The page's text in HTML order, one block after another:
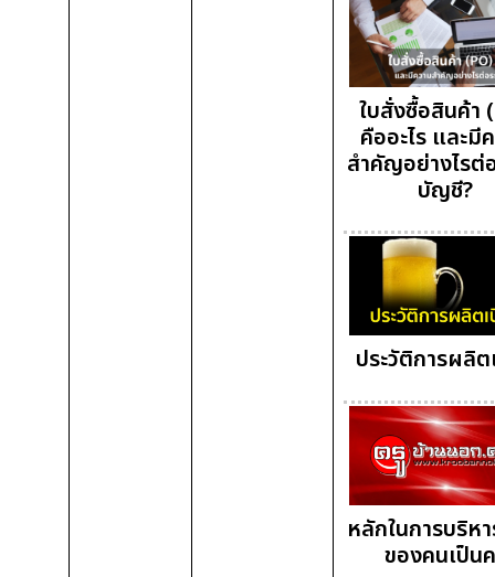
ใบสั่งซื้อสินค้า
คืออะไร และมี
สำคัญอย่างไรต่
บัญชี?
ประวัติการผลิต
หลักในการบริหา
ของคนเป็น